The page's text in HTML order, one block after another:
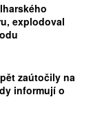
explodoval
zaútočily na
informují o